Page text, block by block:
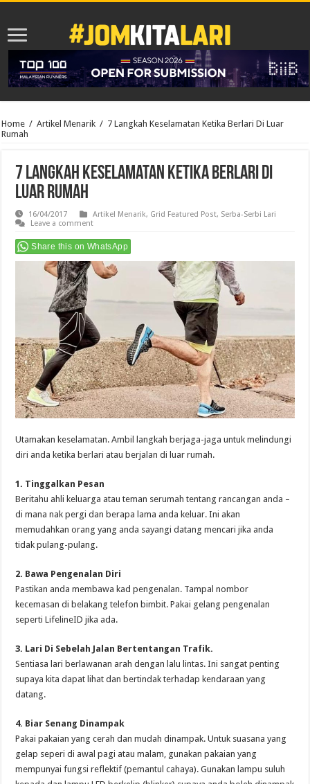
Home / Artikel Menarik / 7 Langkah Keselamatan Ketika Berlari Di Luar
Rumah
7 Langkah Keselamatan Ketika Berlari Di
Luar Rumah
16/04/2017 Artikel Menarik, Grid Featured Post, Serba-Serbi Lari
Leave a comment
Share this on WhatsApp
Utamakan keselamatan. Ambil langkah berjaga-jaga untuk melindungi
diri anda ketika berlari atau berjalan di luar rumah.
1. Tinggalkan Pesan
Beritahu ahli keluarga atau teman serumah tentang rancangan anda –
di mana nak pergi dan berapa lama anda keluar. Ini akan
memudahkan orang yang anda sayangi datang mencari jika anda
tidak pulang-pulang.
2. Bawa Pengenalan Diri
Pastikan anda membawa kad pengenalan. Tampal nombor
kecemasan di belakang telefon bimbit. Pakai gelang pengenalan
seperti LifelineID jika ada.
3. Lari Di Sebelah Jalan Bertentangan Trafik.
Sentiasa lari berlawanan arah dengan lalu lintas. Ini sangat penting
supaya kita dapat lihat dan bertindak terhadap kendaraan yang
datang.
4. Biar Senang Dinampak
Pakai pakaian yang cerah dan mudah dinampak. Untuk suasana yang
gelap seperi di awal pagi atau malam, gunakan pakaian yang
mempunyai fungsi reflektif (pemantul cahaya). Gunakan lampu suluh